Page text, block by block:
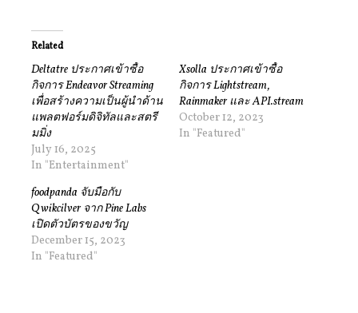
Related
Deltatre ประกาศเข้าซื้อ
กิจการ Endeavor Streaming
เพื่อสร้างความเป็นผู้นำด้าน
แพลตฟอร์มดิจิทัลและสตรี
มมิ่ง
July 16, 2025
In "Entertainment"
Xsolla ประกาศเข้าซื้อ
กิจการ Lightstream,
Rainmaker และ API.stream
October 12, 2023
In "Featured"
foodpanda จับมือกับ
Qwikcilver จาก Pine Labs
เปิดตัวบัตรของขวัญ
December 15, 2023
In "Featured"